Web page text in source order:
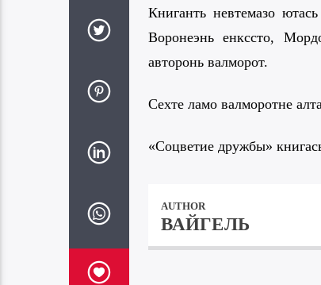
Книганть невтемазо
Воронеэнь енкссто,
авторонь валморот.
Сехте ламо валморотне
«Соцветие дружбы»
AUTHOR
ВАЙГЕЛЬ